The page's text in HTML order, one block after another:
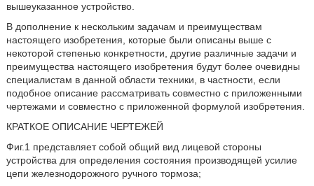
вышеуказанное устройство.
В дополнение к нескольким задачам и преимуществам
настоящего изобретения, которые были описаны выше с
некоторой степенью конкретности, другие различные задачи и
преимущества настоящего изобретения будут более очевидны
специалистам в данной области техники, в частности, если
подобное описание рассматривать совместно с приложенными
чертежами и совместно с приложенной формулой изобретения.
КРАТКОЕ ОПИСАНИЕ ЧЕРТЕЖЕЙ
Фиг.1 представляет собой общий вид лицевой стороны
устройства для определения состояния производящей усилие
цепи железнодорожного ручного тормоза;